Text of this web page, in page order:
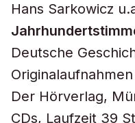
Hans Sarkowicz
Deutsche
Originalaufnahmen
Der Hörverlag,
CDs, Laufzeit 39